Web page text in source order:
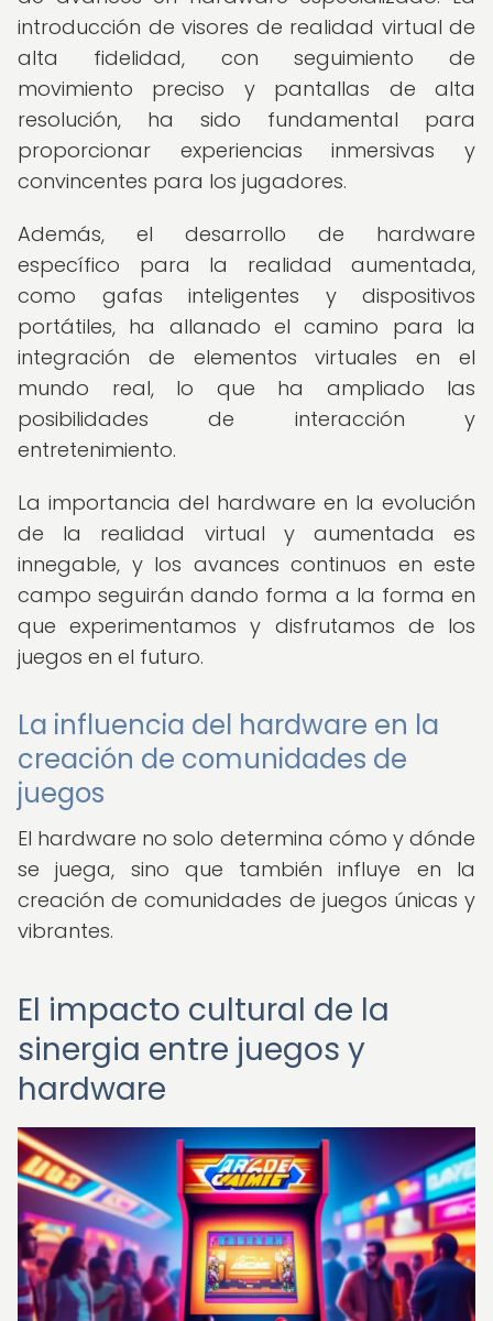
introducción de visores de realidad virtual de
alta fidelidad, con seguimiento de
movimiento preciso y pantallas de alta
resolución, ha sido fundamental para
proporcionar experiencias inmersivas y
convincentes para los jugadores.
Además, el desarrollo de hardware
específico para la realidad aumentada,
como gafas inteligentes y dispositivos
portátiles, ha allanado el camino para la
integración de elementos virtuales en el
mundo real, lo que ha ampliado las
posibilidades de interacción y
entretenimiento.
La importancia del hardware en la evolución
de la realidad virtual y aumentada es
innegable, y los avances continuos en este
campo seguirán dando forma a la forma en
que experimentamos y disfrutamos de los
juegos en el futuro.
La influencia del hardware en la
creación de comunidades de
juegos
El hardware no solo determina cómo y dónde
se juega, sino que también influye en la
creación de comunidades de juegos únicas y
vibrantes.
El impacto cultural de la
sinergia entre juegos y
hardware